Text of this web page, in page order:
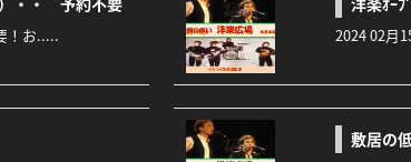
！お..... 2024 02月
敷居の